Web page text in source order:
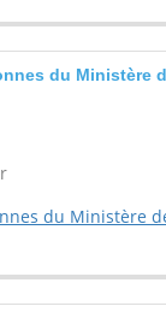
du Ministère
du Ministère